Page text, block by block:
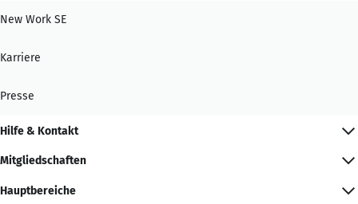
New Work SE
Karriere
Presse
Hilfe & Kontakt
Mitgliedschaften
Hauptbereiche